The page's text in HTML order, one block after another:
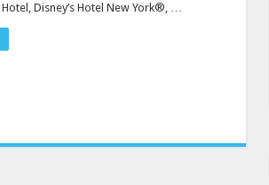
Disney’s Hotel New York®, …